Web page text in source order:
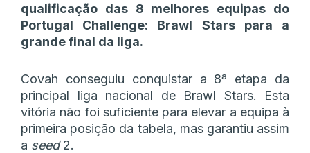
qualificação das 8 melhores equipas do
Portugal Challenge: Brawl Stars para a
grande final da liga.
Covah conseguiu conquistar a 8ª etapa da
principal liga nacional de Brawl Stars. Esta
vitória não foi suficiente para elevar a equipa à
primeira posição da tabela, mas garantiu assim
a seed2.